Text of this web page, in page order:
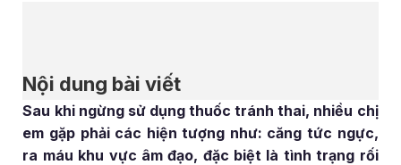
Nội dung bài viết
Sau khi ngừng sử dụng thuốc tránh thai, nhiều chị
em gặp phải các hiện tượng như: căng tức ngực,
ra máu khu vực âm đạo, đặc biệt là tình trạng rối